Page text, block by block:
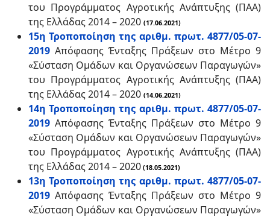
του Προγράμματος Αγροτικής Ανάπτυξης (ΠΑΑ)
της Ελλάδας 2014 – 2020 (17.06.2021)
15η Τροποποίηση της αριθμ. πρωτ. 4877/05-07-
2019 Απόφασης Ένταξης Πράξεων στο Μέτρο 9
«Σύσταση Ομάδων και Οργανώσεων Παραγωγών»
του Προγράμματος Αγροτικής Ανάπτυξης (ΠΑΑ)
της Ελλάδας 2014 – 2020 (14.06.2021)
14η Τροποποίηση της αριθμ. πρωτ. 4877/05-07-
2019 Απόφασης Ένταξης Πράξεων στο Μέτρο 9
«Σύσταση Ομάδων και Οργανώσεων Παραγωγών»
του Προγράμματος Αγροτικής Ανάπτυξης (ΠΑΑ)
της Ελλάδας 2014 – 2020 (18.05.2021)
13η Τροποποίηση της αριθμ. πρωτ. 4877/05-07-
2019 Απόφασης Ένταξης Πράξεων στο Μέτρο 9
«Σύσταση Ομάδων και Οργανώσεων Παραγωγών»